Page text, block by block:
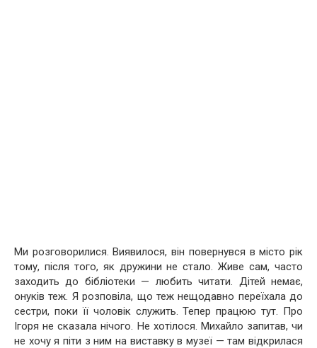
Ми розговорилися. Виявилося, він повернувся в місто рік
тому, після того, як дружини не стало. Живе сам, часто
заходить до бібліотеки — любить читати. Дітей немає,
онуків теж. Я розповіла, що теж нещодавно переїхала до
сестри, поки її чоловік служить. Тепер працюю тут. Про
Ігоря не сказала нічого. Не хотілося. Михайло запитав, чи
не хочу я піти з ним на виставку в музеї — там відкрилася